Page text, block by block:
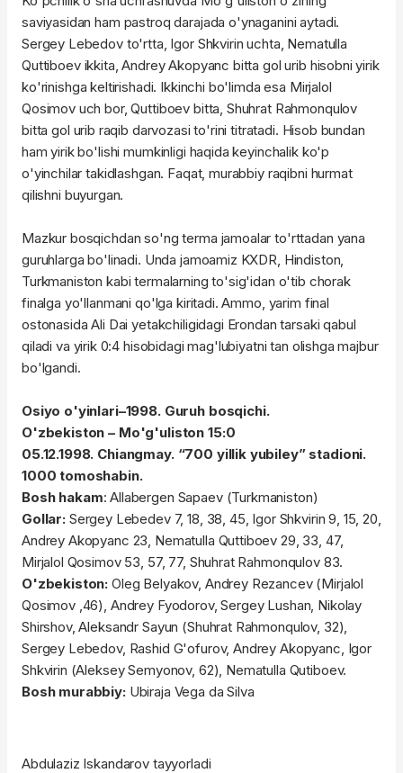
saviyasidan ham pastroq darajada o'ynaganini aytadi.
Sergey Lebedov to'rtta, Igor Shkvirin uchta, Nematulla
Quttiboev ikkita, Andrey Akopyanc bitta gol urib hisobni yirik
ko'rinishga keltirishadi. Ikkinchi bo'limda esa Mirjalol
Qosimov uch bor, Quttiboev bitta, Shuhrat Rahmonqulov
bitta gol urib raqib darvozasi to'rini titratadi. Hisob bundan
ham yirik bo'lishi mumkinligi haqida keyinchalik ko'p
o'yinchilar takidlashgan. Faqat, murabbiy raqibni hurmat
qilishni buyurgan.
Mazkur bosqichdan so'ng terma jamoalar to'rttadan yana
guruhlarga bo'linadi. Unda jamoamiz KXDR, Hindiston,
Turkmaniston kabi termalarning to'sig'idan o'tib chorak
finalga yo'llanmani qo'lga kiritadi. Ammo, yarim final
ostonasida Ali Dai yetakchiligidagi Erondan tarsaki qabul
qiladi va yirik 0:4 hisobidagi mag'lubiyatni tan olishga majbur
bo'lgandi.
Osiyo o'yinlari–1998. Guruh bosqichi.
O'zbekiston – Mo'g'uliston 15:0
05.12.1998. Chiangmay. “700 yillik yubiley” stadioni.
1000 tomoshabin.
Bosh hakam: Allabergen Sapaev (Turkmaniston)
Gollar: Sergey Lebedev 7, 18, 38, 45, Igor Shkvirin 9, 15, 20,
Andrey Akopyanc 23, Nematulla Quttiboev 29, 33, 47,
Mirjalol Qosimov 53, 57, 77, Shuhrat Rahmonqulov 83.
O'zbekiston:Oleg Belyakov, Andrey Rezancev (Mirjalol
Qosimov ,46), Andrey Fyodorov, Sergey Lushan, Nikolay
Shirshov, Aleksandr Sayun (Shuhrat Rahmonqulov, 32),
Sergey Lebedov, Rashid G'ofurov, Andrey Akopyanc, Igor
Shkvirin (Aleksey Semyonov, 62), Nematulla Qutiboev.
Bosh murabbiy:Ubiraja Vega da Silva
Abdulaziz Iskandarov tayyorladi